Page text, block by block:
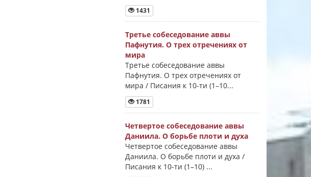
1431
Третье собеседование аввы
Пафнутия. О трех отречениях от
мира
Третье собеседование аввы
Пафнутия. О трех отречениях от
мира / Писания к 10-ти (1–10...
1781
Четвертое собеседование аввы
Даниила. О борьбе плоти и духа
Четвертое собеседование аввы
Даниила. О борьбе плоти и духа /
Писания к 10-ти (1–10) ...